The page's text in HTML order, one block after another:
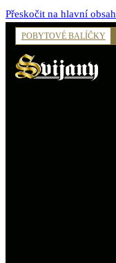
Přeskočit na hlavní obsah
POBYTOVÉ BALÍČKY